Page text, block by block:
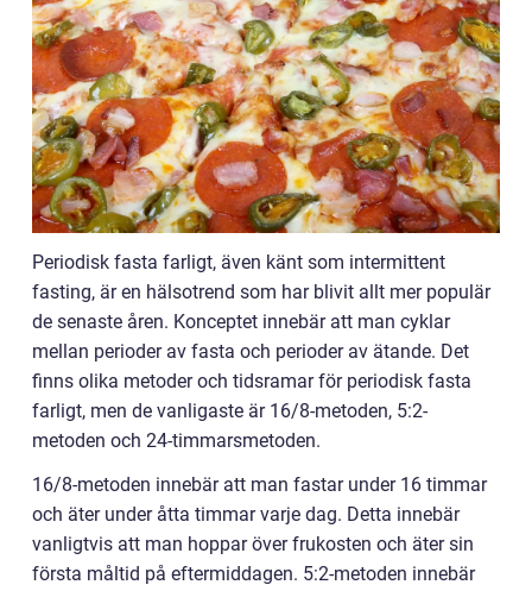
Periodisk fasta farligt, även känt som intermittent
fasting, är en hälsotrend som har blivit allt mer populär
de senaste åren. Konceptet innebär att man cyklar
mellan perioder av fasta och perioder av ätande. Det
finns olika metoder och tidsramar för periodisk fasta
farligt, men de vanligaste är 16/8-metoden, 5:2-
metoden och 24-timmarsmetoden.
16/8-metoden innebär att man fastar under 16 timmar
och äter under åtta timmar varje dag. Detta innebär
vanligtvis att man hoppar över frukosten och äter sin
första måltid på eftermiddagen. 5:2-metoden innebär